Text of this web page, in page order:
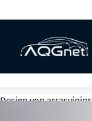
vonarrasyiqjpr